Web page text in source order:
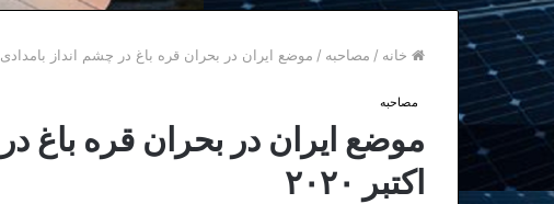
خانه / مصاحبه / موضع ایران در بحران قره باغ در چشم انداز بامدادی ۷ اکتبر ۲۰۲۰
مصاحبه
اکتبر ۲۰۲۰